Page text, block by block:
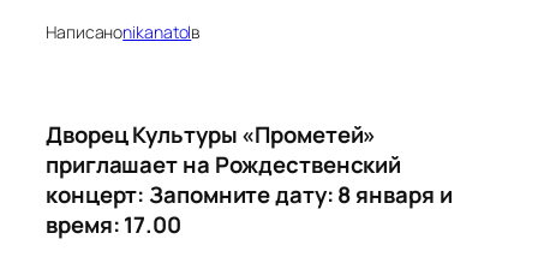
Написаноnikanatolв
Дворец Культуры «Прометей»
приглашает на Рождественский
концерт: Запомните дату: 8 января и
время: 17.00